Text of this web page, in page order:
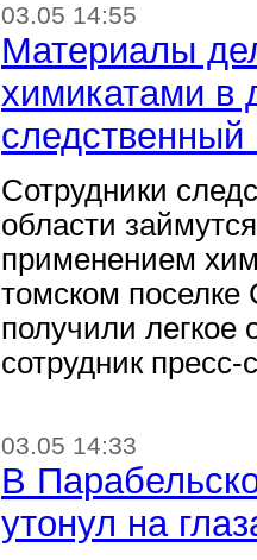
03.05 14:55
Материалы
химикатами в
следственный
Сотрудники
области
применением
томском поселке
получили
сотрудник
03.05 14:33
В
утонул на